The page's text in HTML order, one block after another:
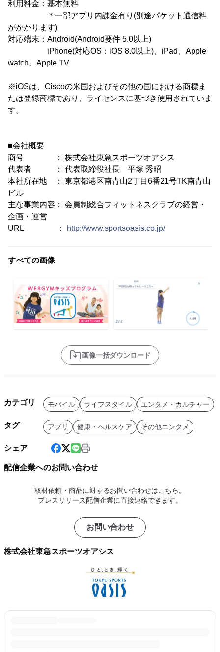
利用料金：基本無料
＊一部アプリ内課金有り(別途パケット通信料
がかかります)
対応端末：Android(Android要件 5.0以上)
iPhone(対応OS：iOS 8.0以上)、iPad、Apple
watch、Apple TV
※iOSは、Ciscoの米国およびその他の国における商標ま
たは登録商標であり、ライセンスに基づき使用されていま
す。
■会社概要
商号 ： 株式会社東急スポーツオアシス
代表者 ： 代表取締役社長 平塚 秀昭
本社所在地 ： 東京都港区南青山2丁目6番21号TK南青山
ビル
主な事業内容： 会員制総合フィットネスクラブの経営・
企画・運営
URL ：
http://www.sportsoasis.co.jp/
すべての画像
画像一括ダウンロード
カテゴリ モバイル ライフスタイル エンタメ・カルチャー
タグ アプリ 健康・ヘルスケア その他エンタメ
シェア
配信企業へのお問い合わせ
取材依頼・商品に対するお問い合わせはこちら。
プレスリリース配信企業に直接連絡できます。
お問い合わせ
株式会社東急スポーツオアシス